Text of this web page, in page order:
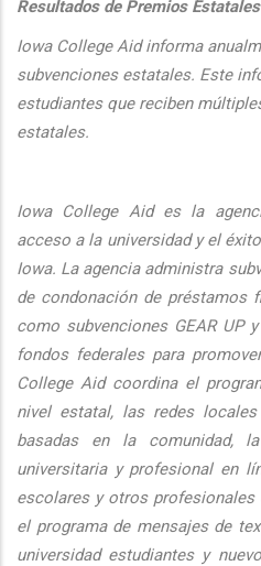
Resultados de Premios
Iowa College Aid informa
subvenciones estatales. Este
estudiantes que reciben
estatales.
Iowa College Aid es la
acceso a la universidad y el
Iowa. La agencia administra
de condonación de préstamos
como subvenciones GEAR UP
fondos federales para
College Aid coordina el
nivel estatal, las redes
basadas en la comunidad,
universitaria y profesional en
escolares y otros profesionales
el programa de mensajes de
universidad estudiantes y